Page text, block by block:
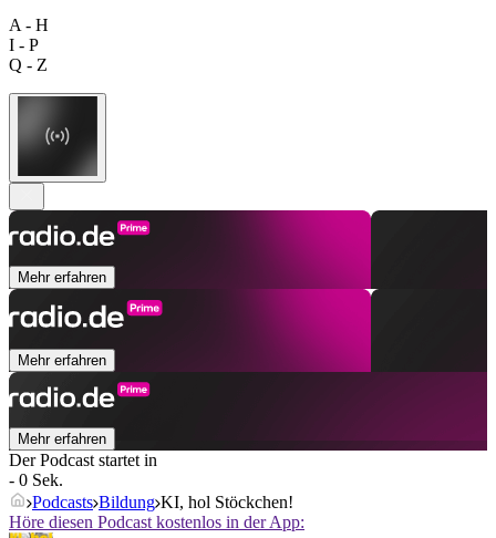
A - H
I - P
Q - Z
Mehr erfahren
Mehr erfahren
Mehr erfahren
Der Podcast startet in
- 0 Sek.
Podcasts Bildung KI, hol Stöckchen!
Höre diesen Podcast kostenlos in der App: